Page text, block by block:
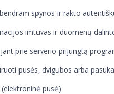
spynos ir rakto
imtuvas ir duomenų
prie serverio prijungtą
pusės, dvigubos arba
pusė)